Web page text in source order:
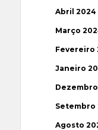
Abril 2024
Março
Fevereiro
Janeiro
Setembro
Agosto